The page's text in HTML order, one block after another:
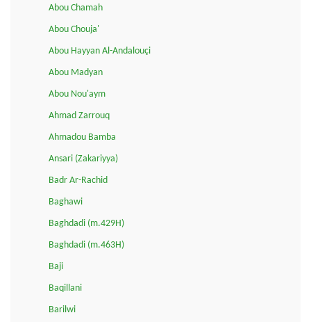
Abou Chamah
Abou Chouja'
Abou Hayyan Al-Andalouçi
Abou Madyan
Abou Nou'aym
Ahmad Zarrouq
Ahmadou Bamba
Ansari (Zakariyya)
Badr Ar-Rachid
Baghawi
Baghdadi (m.429H)
Baghdadi (m.463H)
Baji
Baqillani
Barilwi